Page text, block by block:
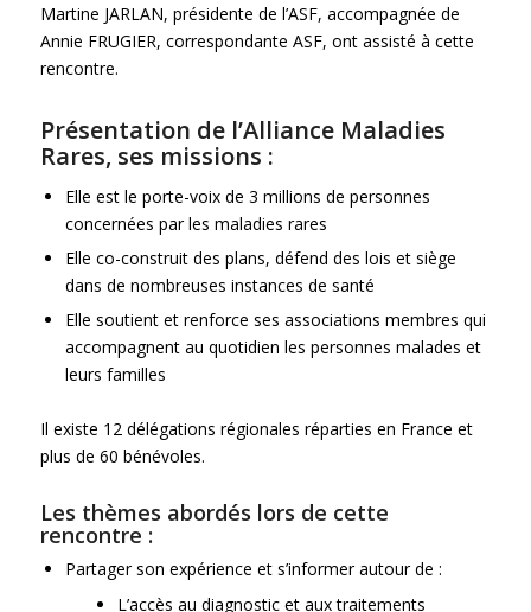
Martine JARLAN, présidente de l’ASF, accompagnée de
Annie FRUGIER, correspondante ASF, ont assisté à cette
rencontre.
Présentation de l’Alliance Maladies
Rares, ses missions :
Elle est le porte-voix de 3 millions de personnes
concernées par les maladies rares
Elle co-construit des plans, défend des lois et siège
dans de nombreuses instances de santé
Elle soutient et renforce ses associations membres qui
accompagnent au quotidien les personnes malades et
leurs familles
Il existe 12 délégations régionales réparties en France et
plus de 60 bénévoles.
Les thèmes abordés lors de cette
rencontre :
Partager son expérience et s’informer autour de :
L’accès au diagnostic et aux traitements